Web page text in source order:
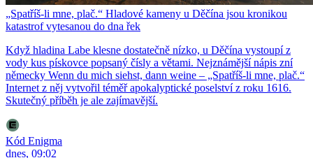
„Spatříš-li mne, plač.“ Hladové kameny u Děčína jsou kronikou
katastrof vytesanou do dna řek
Když hladina Labe klesne dostatečně nízko, u Děčína vystoupí z
vody kus pískovce popsaný čísly a větami. Nejznámější nápis zní
německy Wenn du mich siehst, dann weine – „Spatříš-li mne, plač.“
Internet z něj vytvořil téměř apokalyptické poselství z roku 1616.
Skutečný příběh je ale zajímavější.
Kód Enigma
dnes, 09:02